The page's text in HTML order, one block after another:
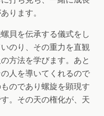
ります。
貝を伝承する儀式をし
のり、その重力を直観
方法を学びます。あと
人を導いてくれるので
のであり螺旋を顕現す
。その天の権化が、天